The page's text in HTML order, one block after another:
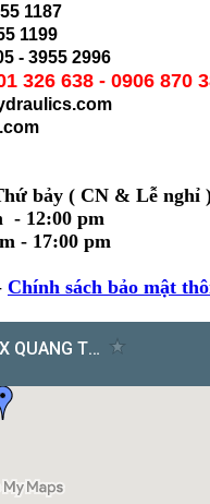
1187
1199
- 3955 2996
326 638 - 0906 870
bảy ( CN & Lễ nghỉ
pm
pm
Chính sách bảo mật